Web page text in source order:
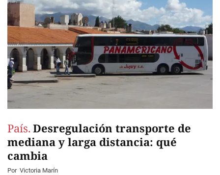
País. Desregulación transporte de
mediana y larga distancia: qué
cambia
Por Victoria Marín